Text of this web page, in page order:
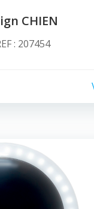
CHIEN
: 207454